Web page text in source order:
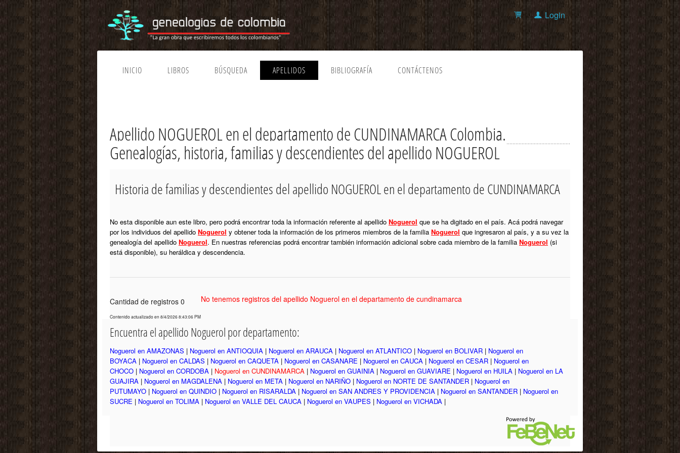
Login
INICIO LIBROS BÚSQUEDA APELLIDOS BIBLIOGRAFÍA CONTÁCTENOS
Apellido NOGUEROL en el departamento de CUNDINAMARCA Colombia.
Genealogías, historia, familias y descendientes del apellido NOGUEROL
Historia de familias y descendientes del apellido NOGUEROL en el departamento de CUNDINAMARCA
No esta disponible aun este libro, pero podrá encontrar toda la información referente al apellido Noguerol que se ha digitado en el país. Acá podrá navegar
por los individuos del apellido Noguerol y obtener toda la información de los primeros miembros de la familia Noguerol que ingresaron al país, y a su vez la
genealogía del apellido Noguerol. En nuestras referencias podrá encontrar también información adicional sobre cada miembro de la familia Noguerol (si
está disponible), su heráldica y descendencia.
No tenemos registros del apellido Noguerol en el departamento de cundinamarca
Cantidad de registros 0
Contenido actualizado en 8/4/2026 8:43:06 PM
Encuentra el apellido Noguerol por departamento:
Noguerol en AMAZONAS | Noguerol en ANTIOQUIA | Noguerol en ARAUCA | Noguerol en ATLANTICO | Noguerol en BOLIVAR | Noguerol en
BOYACA | Noguerol en CALDAS | Noguerol en CAQUETA | Noguerol en CASANARE | Noguerol en CAUCA | Noguerol en CESAR | Noguerol en
CHOCO | Noguerol en CORDOBA | Noguerol en CUNDINAMARCA | Noguerol en GUAINIA | Noguerol en GUAVIARE | Noguerol en HUILA | Noguerol en LA
GUAJIRA | Noguerol en MAGDALENA | Noguerol en META | Noguerol en NARIÑO | Noguerol en NORTE DE SANTANDER | Noguerol en
PUTUMAYO | Noguerol en QUINDIO | Noguerol en RISARALDA | Noguerol en SAN ANDRES Y PROVIDENCIA | Noguerol en SANTANDER | Noguerol en
SUCRE | Noguerol en TOLIMA | Noguerol en VALLE DEL CAUCA | Noguerol en VAUPES | Noguerol en VICHADA |